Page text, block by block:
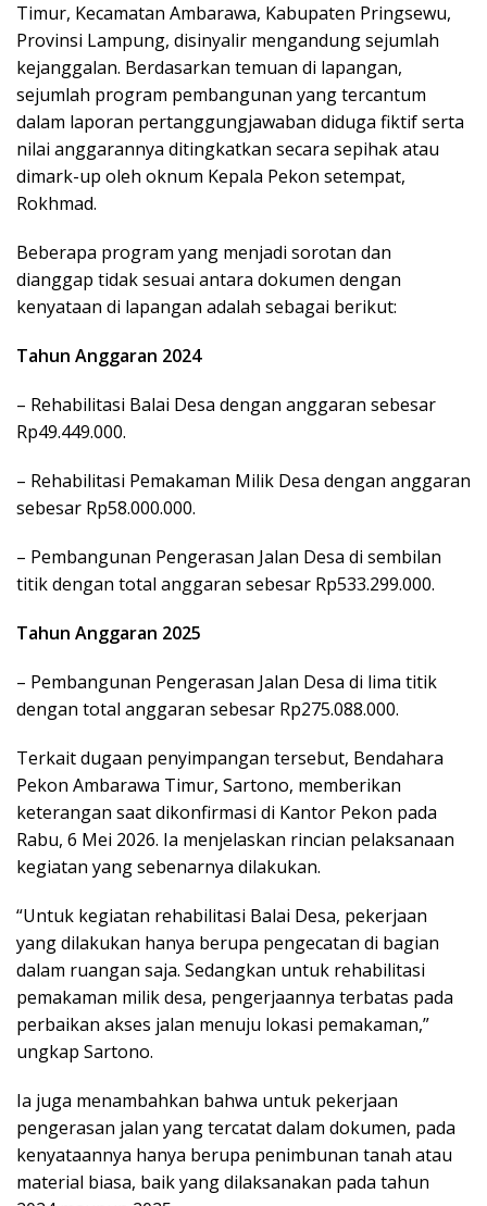
Timur, Kecamatan Ambarawa, Kabupaten Pringsewu,
Provinsi Lampung, disinyalir mengandung sejumlah
kejanggalan. Berdasarkan temuan di lapangan,
sejumlah program pembangunan yang tercantum
dalam laporan pertanggungjawaban diduga fiktif serta
nilai anggarannya ditingkatkan secara sepihak atau
dimark-up oleh oknum Kepala Pekon setempat,
Rokhmad.
Beberapa program yang menjadi sorotan dan
dianggap tidak sesuai antara dokumen dengan
kenyataan di lapangan adalah sebagai berikut:
Tahun Anggaran 2024
– Rehabilitasi Balai Desa dengan anggaran sebesar
Rp49.449.000.
– Rehabilitasi Pemakaman Milik Desa dengan anggaran
sebesar Rp58.000.000.
– Pembangunan Pengerasan Jalan Desa di sembilan
titik dengan total anggaran sebesar Rp533.299.000.
Tahun Anggaran 2025
– Pembangunan Pengerasan Jalan Desa di lima titik
dengan total anggaran sebesar Rp275.088.000.
Terkait dugaan penyimpangan tersebut, Bendahara
Pekon Ambarawa Timur, Sartono, memberikan
keterangan saat dikonfirmasi di Kantor Pekon pada
Rabu, 6 Mei 2026. Ia menjelaskan rincian pelaksanaan
kegiatan yang sebenarnya dilakukan.
“Untuk kegiatan rehabilitasi Balai Desa, pekerjaan
yang dilakukan hanya berupa pengecatan di bagian
dalam ruangan saja. Sedangkan untuk rehabilitasi
pemakaman milik desa, pengerjaannya terbatas pada
perbaikan akses jalan menuju lokasi pemakaman,”
ungkap Sartono.
Ia juga menambahkan bahwa untuk pekerjaan
pengerasan jalan yang tercatat dalam dokumen, pada
kenyataannya hanya berupa penimbunan tanah atau
material biasa, baik yang dilaksanakan pada tahun